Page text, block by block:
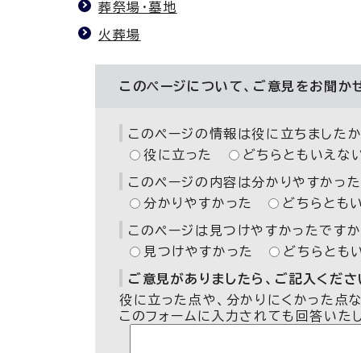
葬祭場・墓地
火葬場
このページについて、ご意見をお聞か
このページの情報は役に立ちましたか
役に立った
どちらともいえな
このページの内容は分かりやすかっ
分かりやすかった
どちらとも
このページは見つけやすかったですか
見つけやすかった
どちらとも
ご意見がありましたら、ご記入くだ
役に立った点や、分かりにくかった点
このフォームに入力されても回答いた